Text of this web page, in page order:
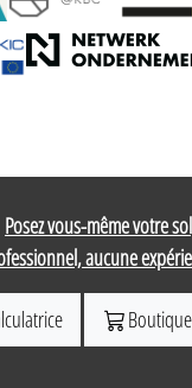
Posez vous-même votre
aucune